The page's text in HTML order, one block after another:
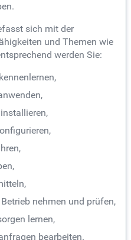
sich mit der
und Themen wie
werden Sie:
nehmen und prüfen,
lernen,
bearbeiten.